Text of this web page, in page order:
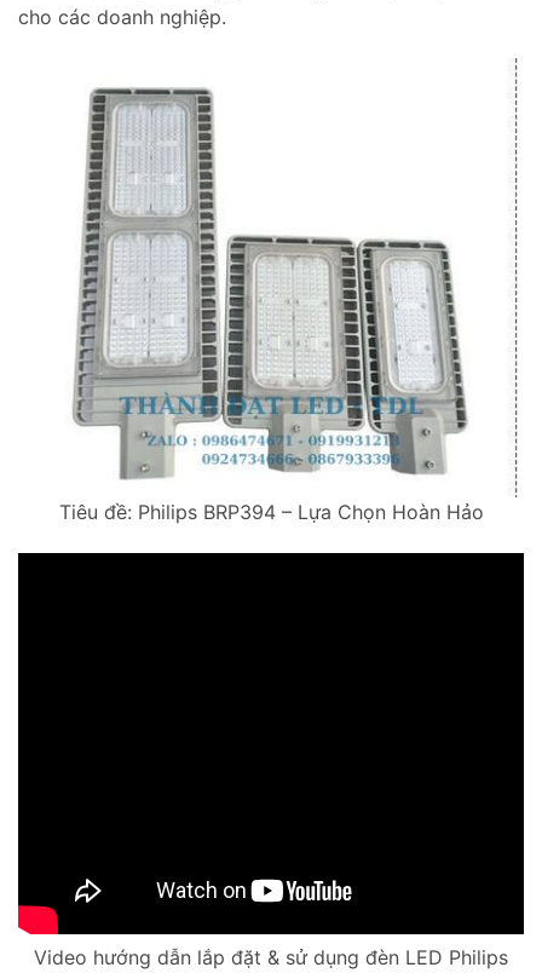
cho các doanh nghiệp.
Tiêu đề: Philips BRP394 – Lựa Chọn Hoàn Hảo
Video hướng dẫn lắp đặt & sử dụng đèn LED Philips